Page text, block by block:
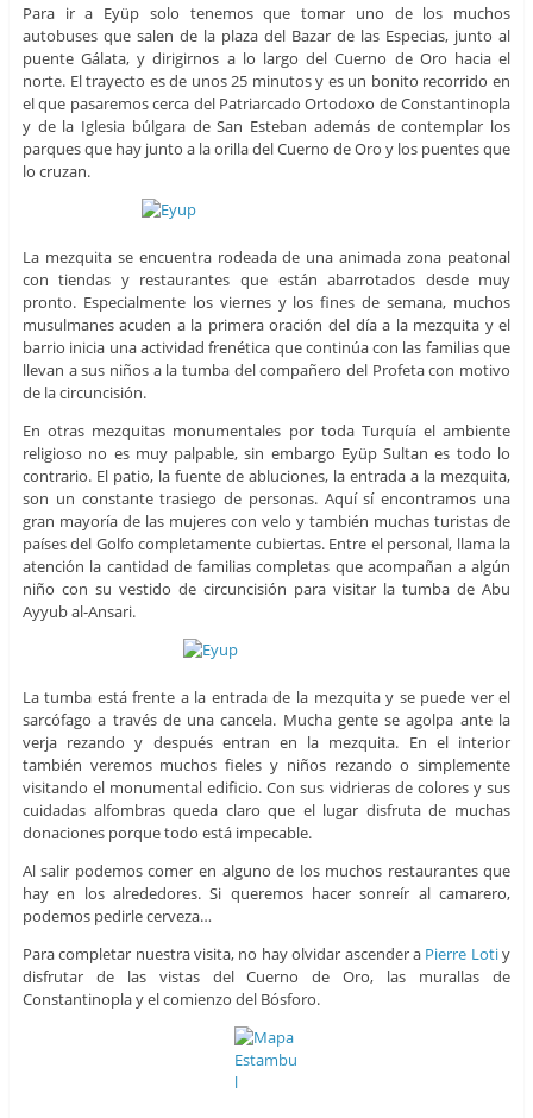
Para ir a Eyüp solo tenemos que tomar uno de los muchos
autobuses que salen de la plaza del Bazar de las Especias, junto al
puente Gálata, y dirigirnos a lo largo del Cuerno de Oro hacia el
norte. El trayecto es de unos 25 minutos y es un bonito recorrido en
el que pasaremos cerca del Patriarcado Ortodoxo de Constantinopla
y de la Iglesia búlgara de San Esteban además de contemplar los
parques que hay junto a la orilla del Cuerno de Oro y los puentes que
lo cruzan.
La mezquita se encuentra rodeada de una animada zona peatonal
con tiendas y restaurantes que están abarrotados desde muy
pronto. Especialmente los viernes y los fines de semana, muchos
musulmanes acuden a la primera oración del día a la mezquita y el
barrio inicia una actividad frenética que continúa con las familias que
llevan a sus niños a la tumba del compañero del Profeta con motivo
de la circuncisión.
En otras mezquitas monumentales por toda Turquía el ambiente
religioso no es muy palpable, sin embargo Eyüp Sultan es todo lo
contrario. El patio, la fuente de abluciones, la entrada a la mezquita,
son un constante trasiego de personas. Aquí sí encontramos una
gran mayoría de las mujeres con velo y también muchas turistas de
países del Golfo completamente cubiertas. Entre el personal, llama la
atención la cantidad de familias completas que acompañan a algún
niño con su vestido de circuncisión para visitar la tumba de Abu
Ayyub al-Ansari.
La tumba está frente a la entrada de la mezquita y se puede ver el
sarcófago a través de una cancela. Mucha gente se agolpa ante la
verja rezando y después entran en la mezquita. En el interior
también veremos muchos fieles y niños rezando o simplemente
visitando el monumental edificio. Con sus vidrieras de colores y sus
cuidadas alfombras queda claro que el lugar disfruta de muchas
donaciones porque todo está impecable.
Al salir podemos comer en alguno de los muchos restaurantes que
hay en los alrededores. Si queremos hacer sonreír al camarero,
podemos pedirle cerveza…
Para completar nuestra visita, no hay olvidar ascender a Pierre Lotiy
disfrutar de las vistas del Cuerno de Oro, las murallas de
Constantinopla y el comienzo del Bósforo.